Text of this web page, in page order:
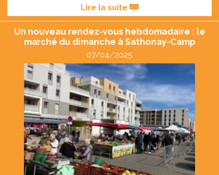
Lire la suite
Un nouveau rendez-vous hebdomadaire : le
marché du dimanche à Sathonay-Camp
07/04/2025